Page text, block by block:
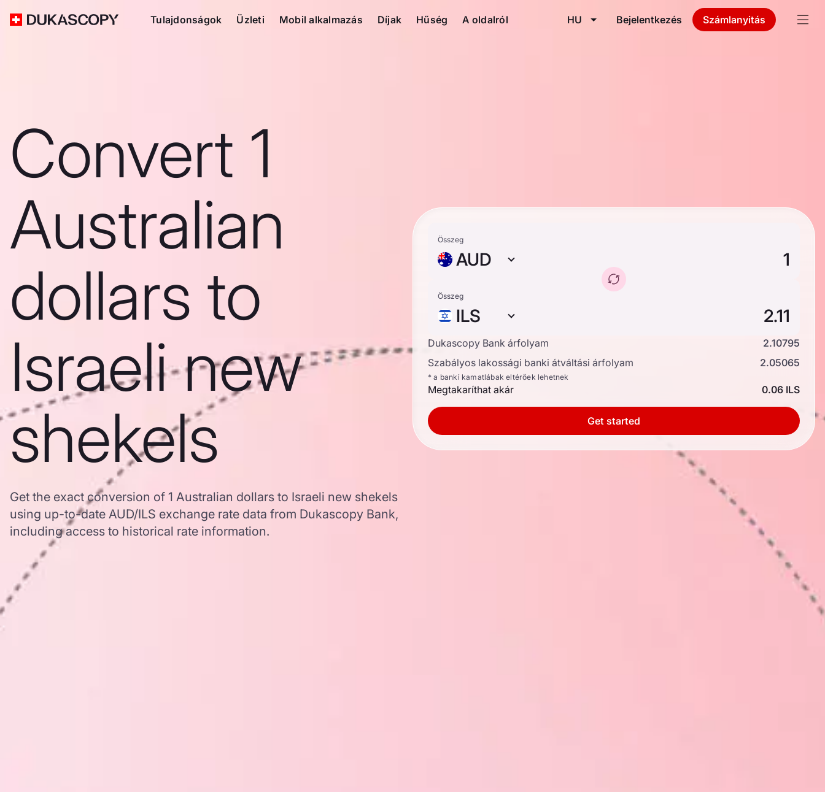
Tulajdonságok Üzleti Mobil alkalmazás Díjak Hűség A oldalról HU Bejelentkezés Számlanyitás
Convert 1
Australian
dollars to
Israeli new
shekels
Get the exact conversion of 1 Australian dollars to Israeli new shekels
using up-to-date AUD/ILS exchange rate data from Dukascopy Bank,
including access to historical rate information.
Összeg
AUD
Összeg
ILS
Dukascopy Bank árfolyam
2.10795
Szabályos lakossági banki átváltási árfolyam
2.05065
* a banki kamatlábak eltérőek lehetnek
Megtakaríthat akár 0.06 ILS
Get started